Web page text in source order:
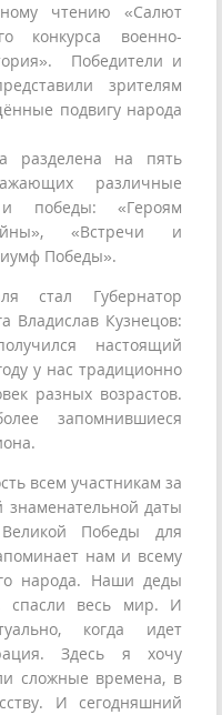
чтению «Салют
конкурса военно-
Победители и
зрителям
подвигу народа
разделена на пять
различные
победы: «Героям
«Встречи и
Победы».
стал Губернатор
Владислав Кузнецов:
настоящий
у нас традиционно
разных возрастов.
запомнившиеся
всем участникам за
знаменательной даты
Победы для
нам и всему
народа. Наши деды
спасли весь мир. И
когда идет
Здесь я хочу
сложные времена, в
И сегодняшний